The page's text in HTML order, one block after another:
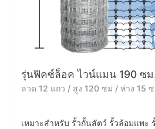
รุ่นฟิคซ์ล็อค ไวน์แมน 190 ซม
ลวด 12 แถว / สูง 120 ซม / ห่าง 15
เหมาะสำหรับ รั้วกั้นสัตว์ รั้วล้อมแพะ